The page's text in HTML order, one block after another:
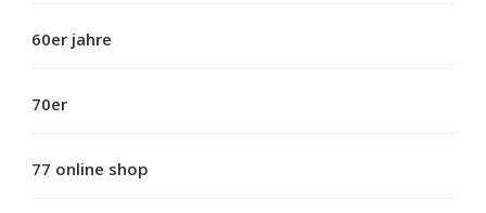
60er jahre
70er
77 online shop